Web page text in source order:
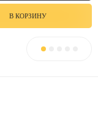
В КОРЗИНУ